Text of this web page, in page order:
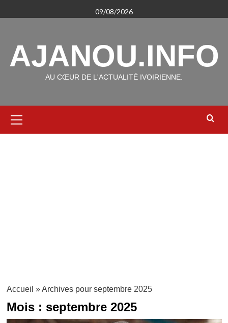
au
09/08/2026
AJANOU.INFO
AU CŒUR DE L'ACTUALITÉ IVOIRIENNE.
principal
Accueil »Archives pour septembre 2025
Mois : septembre 2025